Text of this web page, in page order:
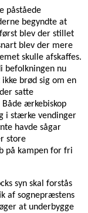
påståede
begyndte at
blev der stillet
blev der mere
skulle afskaffes.
befolkningen nu
brød sig om en
satte
Både ærkebiskop
i stærke vendinger
havde sågar
store
på kampen for fri
syn skal forstås
af sognepræstens
at underbygge